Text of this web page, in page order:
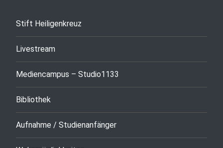
Stift Heiligenkreuz
Livestream
Mediencampus – Studio1133
Bibliothek
Aufnahme / Studienanfänger